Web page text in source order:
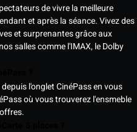
de vivre la meilleure
et après la séance. Vivez des
et surprenantes grâce aux
salles comme l'IMAX, le Dolby
l'onglet CinéPass en vous
où vous trouverez l'ensmeble